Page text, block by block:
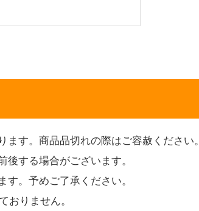
ます。商品品切れの際はご容赦ください。
後する場合がございます。
す。予めご了承ください。
おりません。